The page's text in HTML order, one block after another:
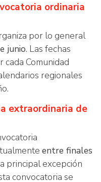
ordinaria
por lo general
junio. Las fechas
cada Comunidad
regionales
extraordinaria de
entre finales
principal excepción
convocatoria se